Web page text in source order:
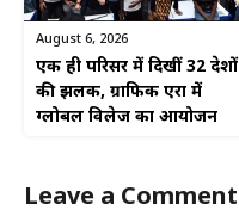
August 6, 2026
एक ही परिसर में दिखीं 32 देशों
की झलक, ग्राफिक एरा में
ग्लोबल विलेज का आयोजन
Leave a Comment